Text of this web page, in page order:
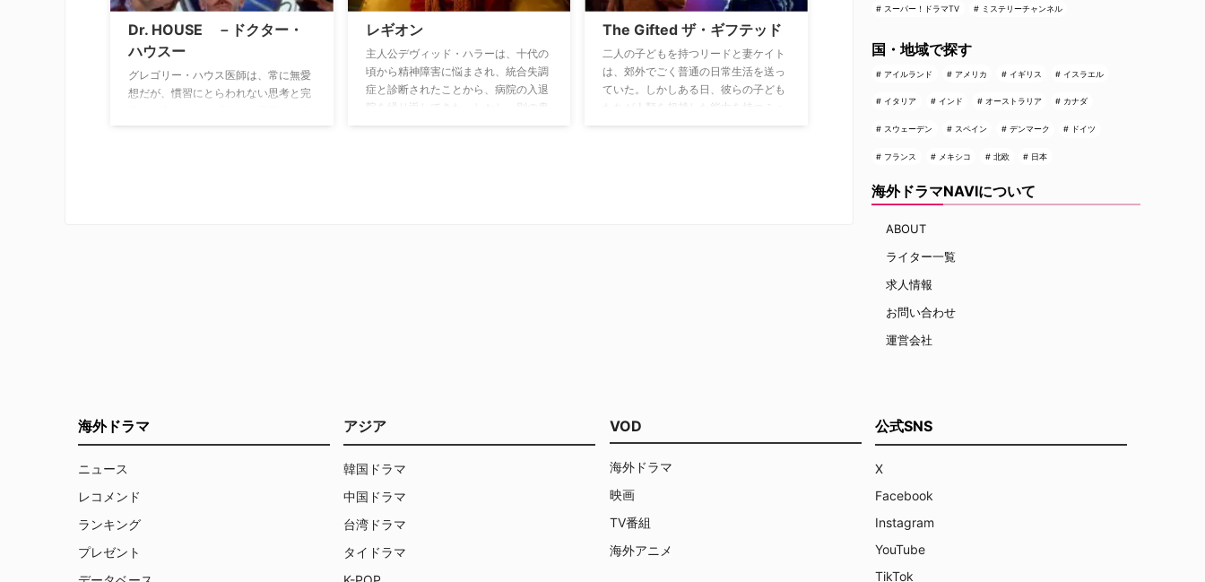
Dr. HOUSE －ドクター・
ハウスー
グレゴリー・ハウス医師は、常に無愛
想だが、慣習にとらわれない思考と完
レギオン
主人公デヴィッド・ハラーは、十代の
頃から精神障害に悩まされ、統合失調
症と診断されたことから、病院の入退
院を繰り返してきた。しかし、別の患
The Gifted ザ・ギフテッド
二人の子どもを持つリードと妻ケイト
は、郊外でごく普通の日常生活を送っ
ていた。しかしある日、彼らの子ども
たちが人類を超越した能力を持つミュ
スーパー！ドラマTV ミステリーチャンネル
国・地域で探す
アイルランド アメリカ イギリス イスラエル
イタリア インド オーストラリア カナダ
スウェーデン スペイン デンマーク ドイツ
フランス メキシコ 北欧 日本
海外ドラマNAVIについて
ABOUT
ライター一覧
求人情報
お問い合わせ
運営会社
海外ドラマ
ニュース
レコメンド
ランキング
プレゼント
アジア
韓国ドラマ
中国ドラマ
台湾ドラマ
タイドラマ
VOD
海外ドラマ
映画
TV番組
海外アニメ
公式SNS
X
Facebook
Instagram
YouTube
TikTok